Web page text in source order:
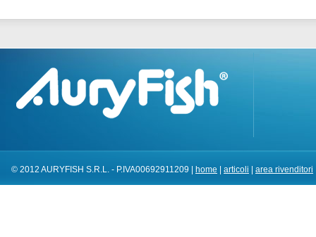
© 2012 AURYFISH S.R.L. - P.IVA00692911209 | home articoli area rivenditori